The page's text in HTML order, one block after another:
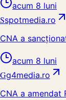
acum 8 luni
Sspotmedia.ro
CNA a
acum 8 luni
Gg4media.ro
CNA a amendat